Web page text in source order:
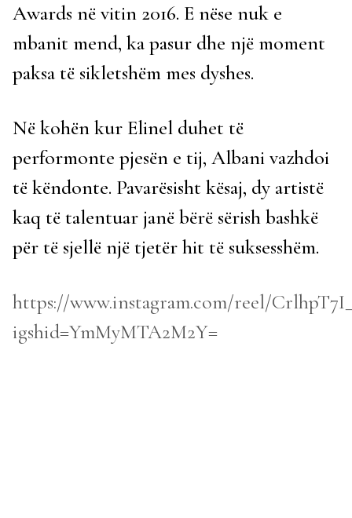
Awards në vitin 2016. E nëse nuk e
mbanit mend, ka pasur dhe një moment
paksa të sikletshëm mes dyshes.
Në kohën kur Elinel duhet të
performonte pjesën e tij, Albani vazhdoi
të këndonte. Pavarësisht kësaj, dy artistë
kaq të talentuar janë bërë sërish bashkë
për të sjellë një tjetër hit të suksesshëm.
https://www.instagram.com/reel/
igshid=YmMyMTA2M2Y=